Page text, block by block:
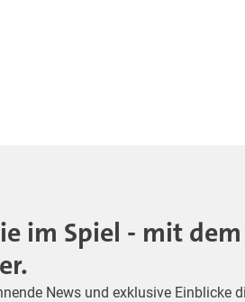
im Spiel - mit
News und exklusive Einblicke